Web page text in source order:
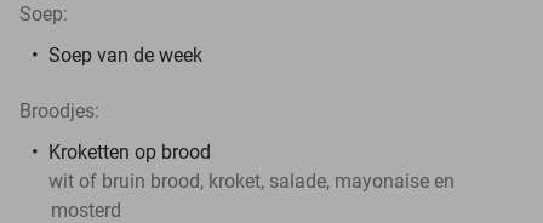
Soep:
Soep van de week
Broodjes:
Kroketten op brood
wit of bruin brood, kroket, salade, mayonaise en
mosterd